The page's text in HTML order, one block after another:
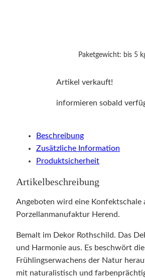
Paketgewicht: bis 5
Artikel verkauft!
informieren sobald
Beschreibung
Zusätzliche Information
Produktsicherheit
Artikelbeschreibung
Angeboten wird eine Konfektschale
Porzellanmanufaktur Herend.
Bemalt im Dekor Rothschild. Das
und Harmonie aus. Es beschwört
Frühlingserwachens der Natur
mit naturalistisch und